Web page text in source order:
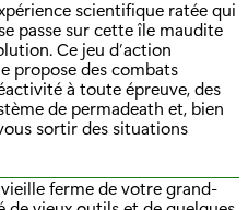
scientifique ratée qui
passe sur cette île maudite
Ce jeu d’action
propose des combats
à toute épreuve, des
de permadeath et, bien
sortir des situations
ferme de votre grand-